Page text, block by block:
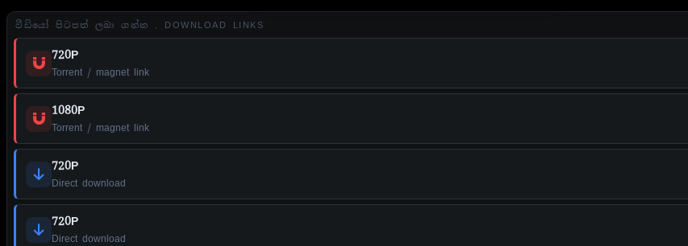
වීඩියෝ පිටපත් ලබා ගන්න . DOWNLOAD LINKS
720P
Torrent / magnet link
1080P
Torrent / magnet link
720P
Direct download
720P
Direct download